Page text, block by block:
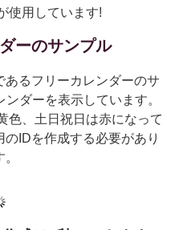
使用しています!
ーのサンプル
あるフリーカレンダーのサ
ダーを表示しています。
色、土日祝日は赤になって
IDを作成する必要があり